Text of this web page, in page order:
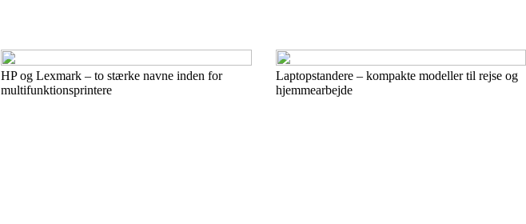
HP og Lexmark – to stærke navne inden for
multifunktionsprintere
Laptopstandere – kompakte modeller til rejse og
hjemmearbejde